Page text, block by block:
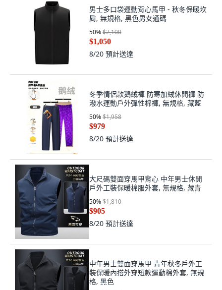
男士多口袋運動背心馬甲 - 秋冬保暖坎
肩, 無規格, 黑色男女通碼
50%$2,100
$1,050
8/20 預計送達
冬季情侶款鵝絨褲 防寒加絨休閒褲 防
潑水運動戶外彈性棉褲, 無規格, 藏藍
50%$1,958
$979
8/20 預計送達
大尺碼雙面穿馬甲背心 中年男士休閒
戶外工裝保暖棉服外套, 無規格, 藏青
50%$1,810
$905
8/20 預計送達
中年男士雙面穿馬甲 青年秋冬戶外工
裝保暖內搭外穿短款運動棉外套, 無規
格, 黑色